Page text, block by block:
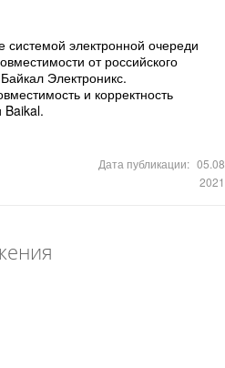
электронной очереди
от российского
Электроникс.
и корректность
Дата публикации: 05.08
2021